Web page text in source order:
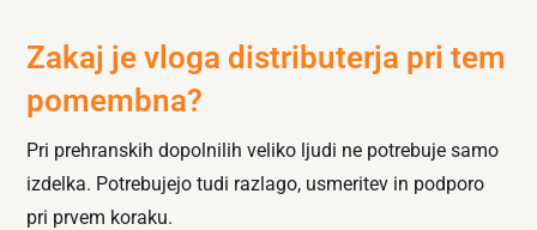
Zakaj je vloga distributerja pri tem
pomembna?
Pri prehranskih dopolnilih veliko ljudi ne potrebuje samo
izdelka. Potrebujejo tudi razlago, usmeritev in podporo
pri prvem koraku.